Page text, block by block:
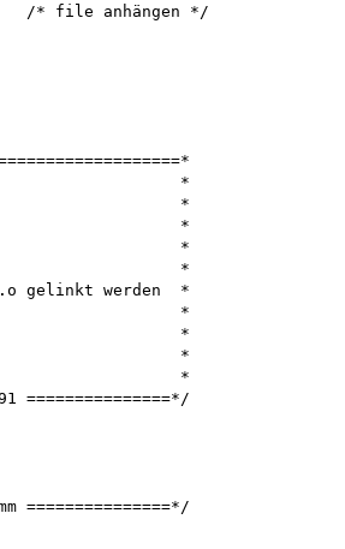
/* file anhängen */
*
*
*
*
*
gelinkt werden  *
*
*
*
*
===============*/
===============*/